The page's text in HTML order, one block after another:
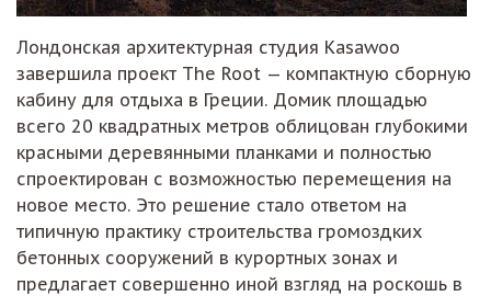
Лондонская архитектурная студия Kasawoo
завершила проект The Root — компактную сборную
кабину для отдыха в Греции. Домик площадью
всего 20 квадратных метров облицован глубокими
красными деревянными планками и полностью
спроектирован с возможностью перемещения на
новое место. Это решение стало ответом на
типичную практику строительства громоздких
бетонных сооружений в курортных зонах и
предлагает совершенно иной взгляд на роскошь в